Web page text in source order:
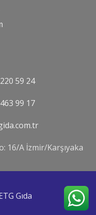
59 24
99 17‬
16/A İzmir/Karşıyaka
Gıda